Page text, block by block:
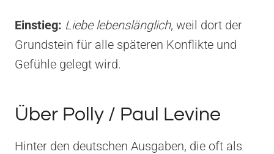
Einstieg: Liebe lebenslänglich, weil dort der
Grundstein für alle späteren Konflikte und
Gefühle gelegt wird.
Über Polly / Paul Levine
Hinter den deutschen Ausgaben, die oft als